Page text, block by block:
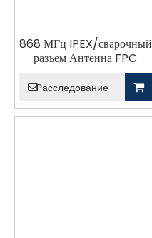
868 МГц IPEX/сварочный
разъем Антенна FPC
Расследование